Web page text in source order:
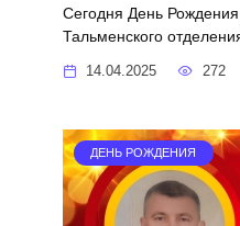
Сегодня День
Тальменского
14.04.2025 272
ДЕНЬ РОЖДЕНИЯ